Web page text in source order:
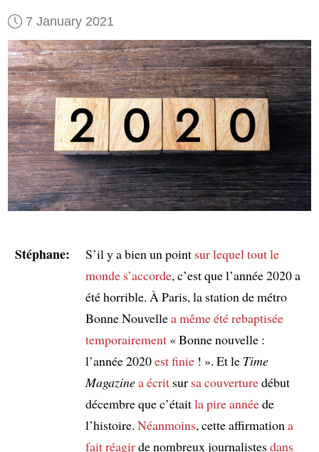
7 January 2021
Stéphane: S’il y a bien un point sur lequel tout le
monde s’accorde, c’est que l’année 2020 a
été horrible. À Paris, la station de métro
Bonne Nouvellea même été rebaptisée
temporairement« Bonne nouvelle :
l’année 2020est finie! ». Et le Time
Magazinea écritsur sa couverturedébut
décembre que c’étaitla pire annéede
l’histoire. Néanmoins, cette affirmation a
fait réagirde nombreux journalistesdans